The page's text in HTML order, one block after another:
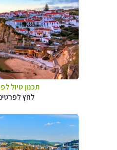
תכנון טיול
לחץ